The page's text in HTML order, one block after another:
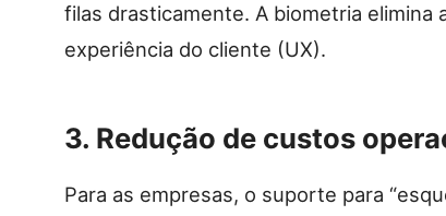
filas drasticamente. A biometria elimina
experiência do cliente (UX).
3. Redução de custos
Para as empresas, o suporte para